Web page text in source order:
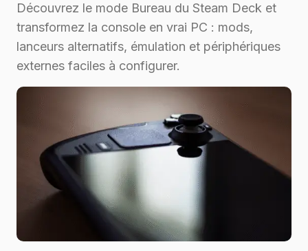
Découvrez le mode Bureau du Steam Deck et
transformez la console en vrai PC : mods,
lanceurs alternatifs, émulation et périphériques
externes faciles à configurer.